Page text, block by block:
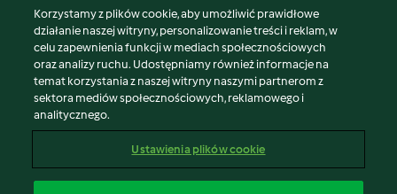
© Copyright 2026
Warunki korzystania
Polityka prywatności
Disclaimer
Znak wydawcy
Zgłoś treść
Korzystamy z plików cookie, aby umożliwić prawidłowe
działanie naszej witryny, personalizowanie treści i reklam, w
celu zapewnienia funkcji w mediach społecznościowych
oraz analizy ruchu. Udostępniamy również informacje na
temat korzystania z naszej witryny naszymi partnerom z
sektora mediów społecznościowych, reklamowego i
analitycznego.
Ustawienia plików cookie